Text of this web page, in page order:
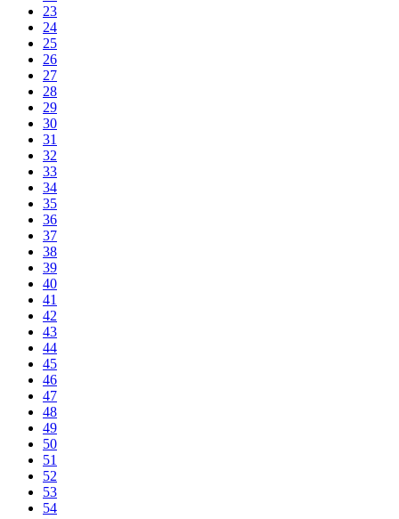
23
24
25
26
27
28
29
30
31
32
33
34
35
36
37
38
39
40
41
42
43
44
45
46
47
48
49
50
51
52
53
54